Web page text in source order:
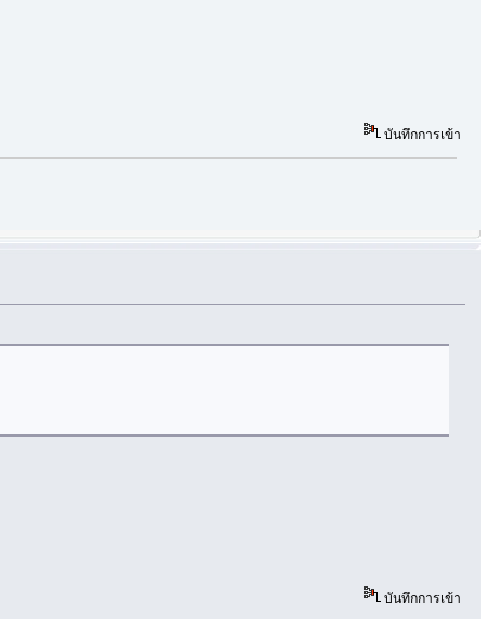
บันทึกการเข้า
บันทึกการเข้า